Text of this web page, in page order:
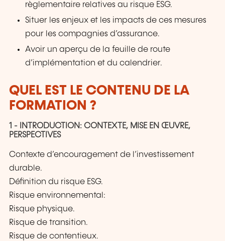
règlementaire relatives au risque ESG.
Situer les enjeux et les impacts de ces mesures
pour les compagnies d’assurance.
Avoir un aperçu de la feuille de route
d’implémentation et du calendrier.
QUEL EST LE CONTENU DE LA
FORMATION ?
1 - INTRODUCTION: CONTEXTE, MISE EN ŒUVRE,
PERSPECTIVES
Contexte d’encouragement de l’investissement
durable.
Définition du risque ESG.
Risque environnemental:
Risque physique.
Risque de transition.
Risque de contentieux.